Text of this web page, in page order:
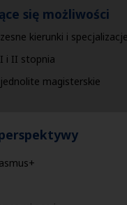
się możliwości
kierunki i specjalizacje
i II stopnia
magisterskie